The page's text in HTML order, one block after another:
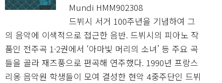
Mundi HMM902308
드뷔시 서거 100주년을 기념하여 그
의 음악에 이색적으로 접근한 음반. 드뷔시의 피아노 작
품인 전주곡 1·2권에서 ‘아마빛 머리의 소녀’ 등 주요 곡
들을 골라 재즈풍으로 편곡해 연주했다. 1990년 프랑스
리옹 음악원 학생들이 모여 결성한 현악 4중주단인 드뷔